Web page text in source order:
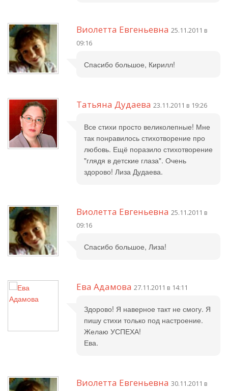
Виолетта Евгеньевна 25.11.2011 в
09:16
Спасибо большое, Кирилл!
Татьяна Дудаева 23.11.2011 в 19:26
Все стихи просто великолепные! Мне
так понравилось стихотворение про
любовь. Ещё поразило стихотворение
"глядя в детские глаза". Очень
здорово! Лиза Дудаева.
Виолетта Евгеньевна 25.11.2011 в
09:16
Спасибо большое, Лиза!
Ева Адамова 27.11.2011 в 14:11
Здорово! Я наверное такт не смогу. Я
пишу стихи только под настроение.
Желаю УСПЕХА!
Ева.
Виолетта Евгеньевна 30.11.2011 в